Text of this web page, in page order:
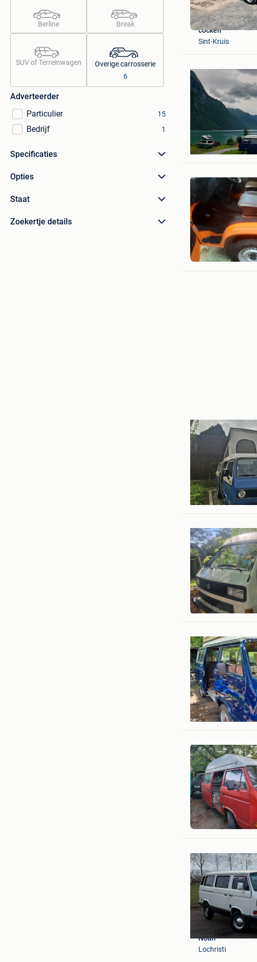
Berline Break
SUV of Terreinwagen
Overige carrosserie
6
Adverteerder
Particulier
15
Bedrijf 1
Specificaties
Opties
Staat
Zoekertje details
cocken
Sint-Kruis
Bradley Wilkinson
Lille
paul Lanoey
Lede
Tom en Heidi
Gent
Frits
Antwerpen
br
Brussel
van
Antwerpen
Noah
Lochristi